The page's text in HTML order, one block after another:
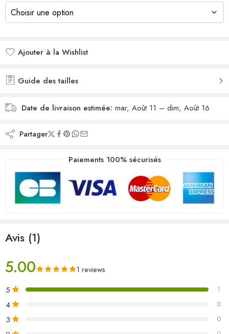
Ajouter à la Wishlist
Guide des tailles
Date de livraison estimée: mar, Août 11 – dim, Août 16
Partager
Paiements 100% sécurisés
Avis (1)
5.00 1 reviews
5 1
4 0
3 0